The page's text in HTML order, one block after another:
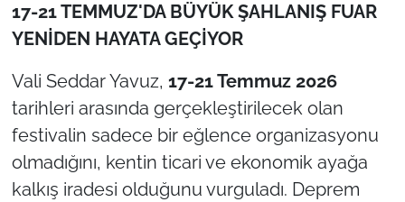
17-21 TEMMUZ'DA BÜYÜK ŞAHLANIŞ FUAR
YENİDEN HAYATA GEÇİYOR
Vali Seddar Yavuz, 17-21 Temmuz 2026
tarihleri arasında gerçekleştirilecek olan
festivalin sadece bir eğlence organizasyonu
olmadığını, kentin ticari ve ekonomik ayağa
kalkış iradesi olduğunu vurguladı. Deprem